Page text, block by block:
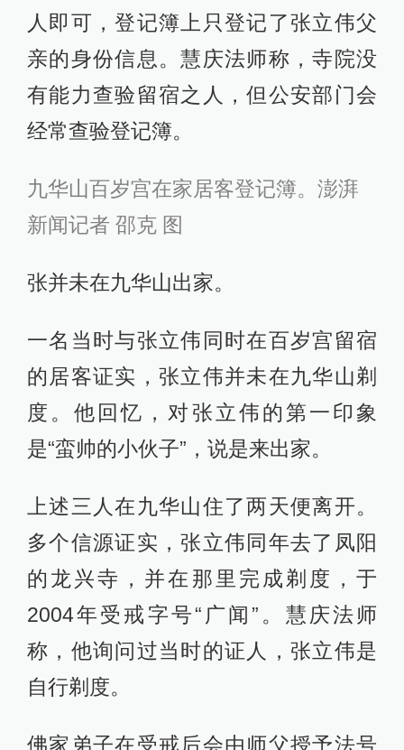
人即可，登记簿上只登记了张立伟父
亲的身份信息。慧庆法师称，寺院没
有能力查验留宿之人，但公安部门会
经常查验登记簿。
九华山百岁宫在家居客登记簿。澎湃
新闻记者 邵克 图
张并未在九华山出家。
一名当时与张立伟同时在百岁宫留宿
的居客证实，张立伟并未在九华山剃
度。他回忆，对张立伟的第一印象
是“蛮帅的小伙子”，说是来出家。
上述三人在九华山住了两天便离开。
多个信源证实，张立伟同年去了凤阳
的龙兴寺，并在那里完成剃度，于
2004年受戒字号“广闻”。慧庆法师
称，他询问过当时的证人，张立伟是
自行剃度。
佛家弟子在受戒后会由师父授予法号